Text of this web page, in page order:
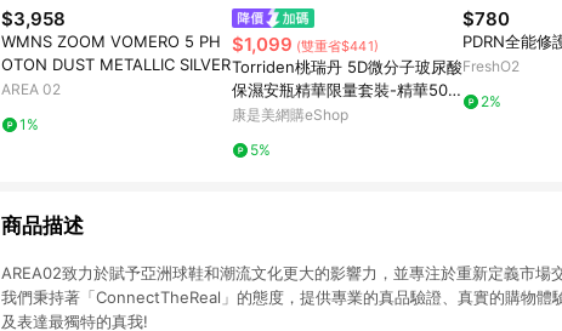
$3,958
WMNS ZOOM VOMERO 5 PH
OTON DUST METALLIC SILVER
AREA 02
1%
$1,099 (雙重省$441)
Torriden桃瑞丹 5D微分子玻尿酸
保濕安瓶精華限量套裝-精華50M
L*2、凝霜20ML*1
康是美網購eShop
5%
$780
PDRN全能修
FreshO2
2%
商品描述
AREA02致力於賦予亞洲球鞋和潮流文化更大的影響力，並專注於重新定義市場
我們秉持著「ConnectTheReal」的態度，提供專業的真品驗證、真實的購物體
及表達最獨特的真我!